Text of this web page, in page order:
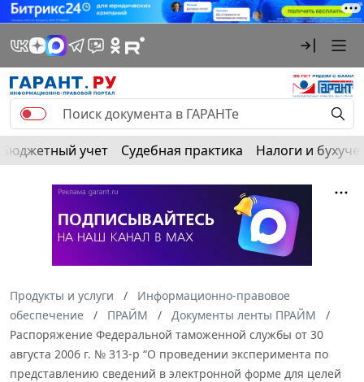
Бюджетный учет Судебная практика Налоги и
Продукты и услуги
Информационно-правовое
обеспечение
ПРАЙМ
Документы ленты ПРАЙМ
Распоряжение Федеральной таможенной службы от 30
августа 2006 г. № 313-р “О проведении эксперимента по
представлению сведений в электронной форме для целей